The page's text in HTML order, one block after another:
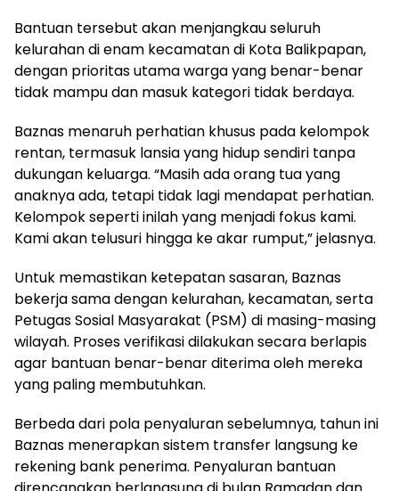
Bantuan tersebut akan menjangkau seluruh
kelurahan di enam kecamatan di Kota Balikpapan,
dengan prioritas utama warga yang benar-benar
tidak mampu dan masuk kategori tidak berdaya.
Baznas menaruh perhatian khusus pada kelompok
rentan, termasuk lansia yang hidup sendiri tanpa
dukungan keluarga. “Masih ada orang tua yang
anaknya ada, tetapi tidak lagi mendapat perhatian.
Kelompok seperti inilah yang menjadi fokus kami.
Kami akan telusuri hingga ke akar rumput,” jelasnya.
Untuk memastikan ketepatan sasaran, Baznas
bekerja sama dengan kelurahan, kecamatan, serta
Petugas Sosial Masyarakat (PSM) di masing-masing
wilayah. Proses verifikasi dilakukan secara berlapis
agar bantuan benar-benar diterima oleh mereka
yang paling membutuhkan.
Berbeda dari pola penyaluran sebelumnya, tahun ini
Baznas menerapkan sistem transfer langsung ke
rekening bank penerima. Penyaluran bantuan